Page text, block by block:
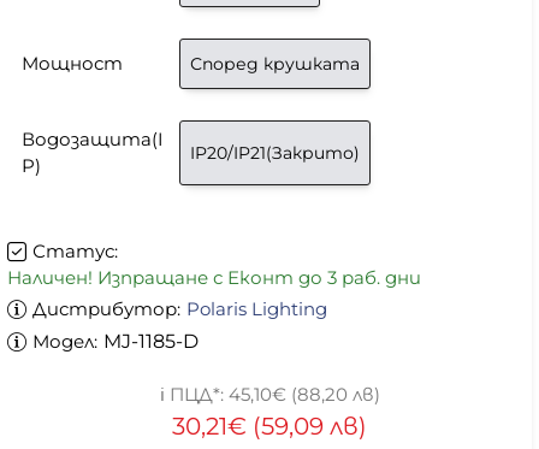
Статус:
Наличен! Изпращане с Еконт до 3 раб. дни
Дистрибутор: Polaris Lighting
Модел: MJ-1185-D
30,21€ (59,09 лв)
45,10€ (88,20 лв)
Мощност Според крушката
Водозащита(I
P)
IP20/IP21(Закрито)